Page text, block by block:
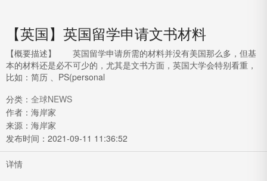
【英国】英国留学申请文书材料
【概要描述】
英国留学申请所需的材料并没有美国那么多，但基
本的材料还是必不可少的，尤其是文书方面，英国大学会特别看重，
比如：简历 、PS(personal
分类： 全球NEWS
作者：海岸家
来源：海岸家
发布时间： 2021-09-11 11:36:52
详情